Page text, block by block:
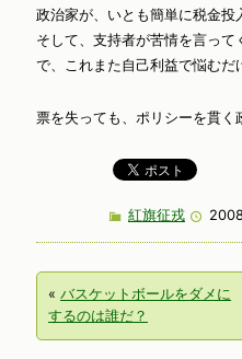
政治家が、いとも簡単に税金
そして、支持者が苦情を言っ
で、これまた自己利益で悩むだ
票を失っても、ポリシーを貫く
紅旗征戎
« バスケットボールをダメに
するのは誰だ？